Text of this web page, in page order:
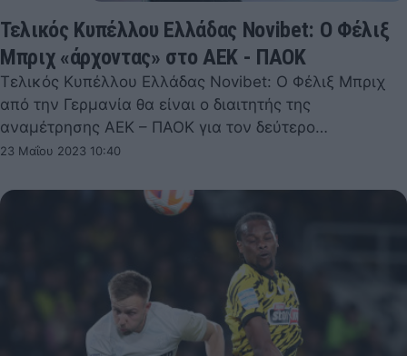
Τελικός Κυπέλλου Ελλάδας Novibet: Ο Φέλιξ
Μπριχ «άρχοντας» στο ΑΕΚ - ΠΑΟΚ
Τελικός Κυπέλλου Ελλάδας Novibet: Ο Φέλιξ Μπριχ
από την Γερμανία θα είναι ο διαιτητής της
αναμέτρησης ΑΕΚ – ΠΑΟΚ για τον δεύτερο…
23 Μαΐου 2023 10:40